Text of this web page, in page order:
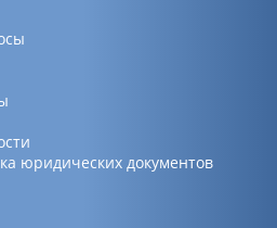
юридических документов